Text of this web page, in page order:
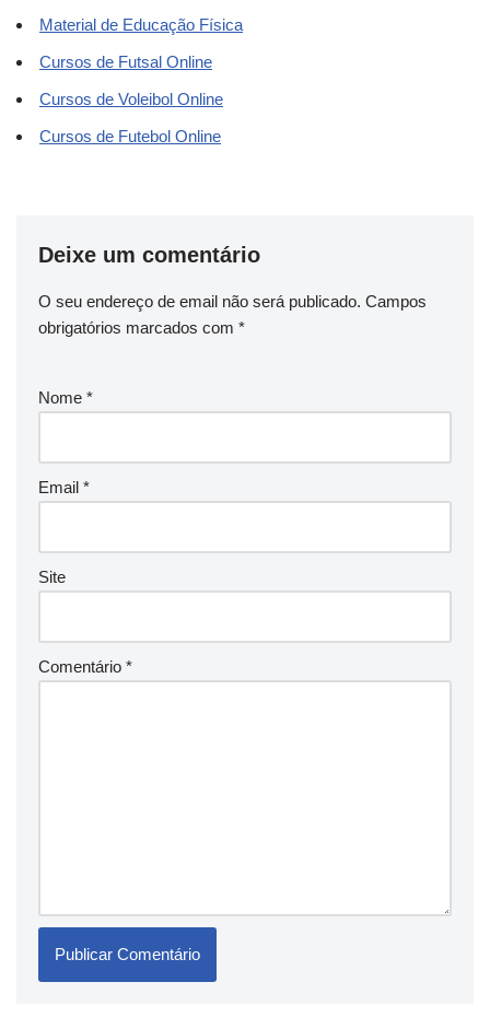
Material de Educação Física
Cursos de Futsal Online
Cursos de Voleibol Online
Cursos de Futebol Online
Deixe um comentário
O seu endereço de email não será publicado. Campos
obrigatórios marcados com *
Nome *
Email *
Site
Comentário *